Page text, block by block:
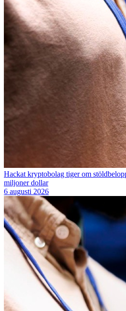
Hackat kryptobolag tiger om
miljoner dollar
6 augusti 2026